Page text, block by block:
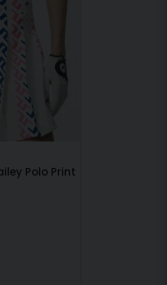
Polo Print